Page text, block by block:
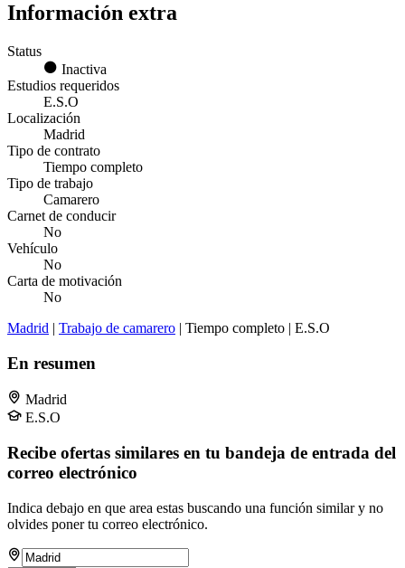
Información extra
Status
Inactiva
Estudios requeridos
E.S.O
Localización
Madrid
Tipo de contrato
Tiempo completo
Tipo de trabajo
Camarero
Carnet de conducir
No
Vehículo
No
Carta de motivación
No
Madrid | Trabajo de camarero | Tiempo completo | E.S.O
En resumen
Madrid
E.S.O
Recibe ofertas similares en tu bandeja de entrada del
correo electrónico
Indica debajo en que area estas buscando una función similar y no
olvides poner tu correo electrónico.